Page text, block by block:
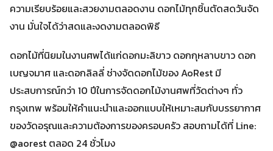
ความเรียบร้อยและสวยงามตลอดงาน ดอกไม้ทุกชิ้นตัดสดวันจัด
งาน มั่นใจได้ว่าสดและงดงามตลอดพิธี
ดอกไม้ที่นิยมในงานศพได้แก่ดอกมะลิขาว ดอกกุหลาบขาว ดอก
เบญจมาศ และดอกลิลลี่ ช่างจัดดอกไม้ของ AoRest มี
ประสบการณ์กว่า 10 ปีในการจัดดอกไม้งานศพที่วัดต่างๆ ทั่ว
กรุงเทพ พร้อมให้คำแนะนำและออกแบบให้เหมาะสมกับบรรยากาศ
ของวัดอรุณและความต้องการของครอบครัว สอบถามได้ที่ Line:
@aorest ตลอด 24 ชั่วโมง